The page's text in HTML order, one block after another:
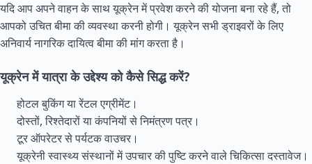
यदि आप अपने वाहन के साथ यूक्रेन में प्रवेश करने की योजना बना रहे हैं, तो
आपको उचित बीमा की व्यवस्था करनी होगी। यूक्रेन सभी ड्राइवरों के लिए
अनिवार्य नागरिक दायित्व बीमा की मांग करता है।
यूक्रेन में यात्रा के उद्देश्य को कैसे सिद्ध करें?
होटल बुकिंग या रेंटल एग्रीमेंट।
दोस्तों, रिश्तेदारों या कंपनियों से निमंत्रण पत्र।
टूर ऑपरेटर से पर्यटक वाउचर।
यूक्रेनी स्वास्थ्य संस्थानों में उपचार की पुष्टि करने वाले चिकित्सा दस्तावेज।